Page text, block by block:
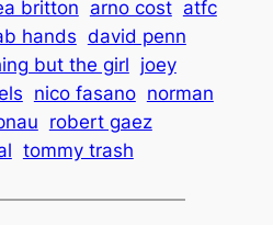
britton arno cost atfc
hands david penn
but the girl joey
nico fasano norman
robert gaez
tommy trash